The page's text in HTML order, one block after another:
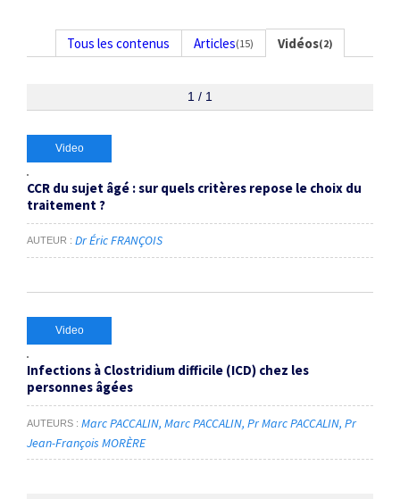
personnes âgées ×
Dates
RECHERCHER
Tous les contenus Articles(15) Vidéos(2)
1 / 1
Video
CCR du sujet âgé : sur quels critères repose le choix du
traitement ?
AUTEUR Dr Éric FRANÇOIS
Video
Infections à Clostridium difficile (ICD) chez les
personnes âgées
AUTEURS Marc PACCALIN Marc PACCALIN Pr Marc PACCALIN Pr
Jean-François MORÈRE